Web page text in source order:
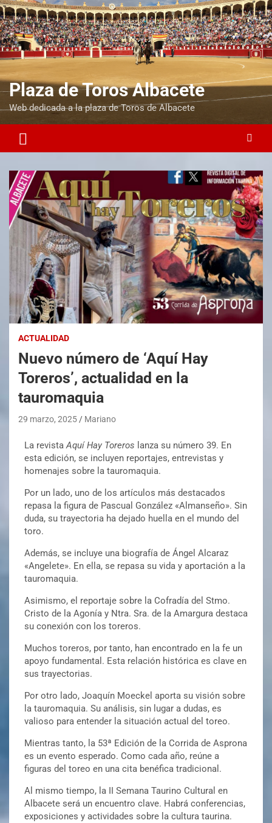
Plaza de Toros Albacete
Web dedicada a la plaza de Toros de Albacete
ACTUALIDAD
Nuevo número de ‘Aquí Hay
Toreros’, actualidad en la
tauromaquia
29 marzo, 2025 Mariano
La revistaAquí Hay Toreros lanza su número 39. En
esta edición, se incluyen reportajes, entrevistas y
homenajes sobre la tauromaquia.
Por un lado, uno de los artículos más destacados
repasa la figura de Pascual González «Almanseño». Sin
duda, su trayectoria ha dejado huella en el mundo del
toro.
Además, se incluye una biografía de Ángel Alcaraz
«Angelete». En ella, se repasa su vida y aportación a la
tauromaquia.
Asimismo, el reportaje sobre la Cofradía del Stmo.
Cristo de la Agonía y Ntra. Sra. de la Amargura destaca
su conexión con los toreros.
Muchos toreros, por tanto, han encontrado en la fe un
apoyo fundamental. Esta relación histórica es clave en
sus trayectorias.
Por otro lado, Joaquín Moeckel aporta su visión sobre
la tauromaquia. Su análisis, sin lugar a dudas, es
valioso para entender la situación actual del toreo.
Mientras tanto, la 53ª Edición de la Corrida de Asprona
es un evento esperado. Como cada año, reúne a
figuras del toreo en una cita benéfica tradicional.
Al mismo tiempo, la II Semana Taurino Cultural en
Albacete será un encuentro clave. Habrá conferencias,
exposiciones y actividades sobre la cultura taurina.